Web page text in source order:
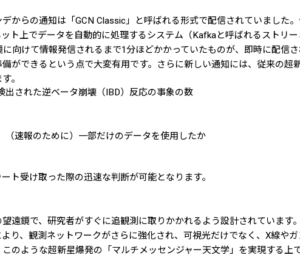
からの通知は「GCN Classic」と呼ばれる形式で配信されていました
ト上でデータを自動的に処理するシステム（Kafkaと呼ばれるストリ
に向けて情報発信されるまで1分ほどかかっていたものが、即時に配
ができるという点で大変有用です。さらに新しい通知には、従来の
。
出された逆ベータ崩壊（IBD）反応の事象の数
（速報のために）一部だけのデータを使用したか
ト受け取った際の迅速な判断が可能となります。
遠鏡で、研究者がすぐに追観測に取りかかれるよう設計されていま
り、観測ネットワークがさらに強化され、可視光だけでなく、X線や
のような超新星爆発の「マルチメッセンジャー天文学」を実現する上